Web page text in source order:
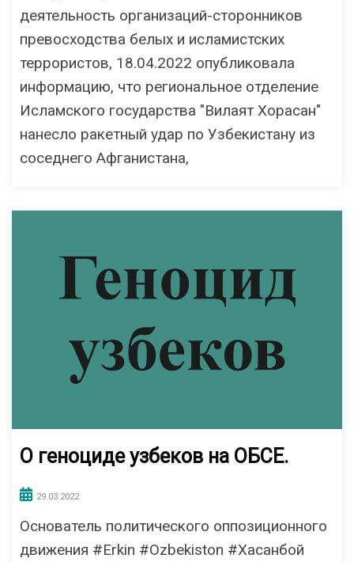
деятельность организаций-сторонников
превосходства белых и исламистских
террористов, 18.04.2022 опубликовала
информацию, что региональное отделение
Исламского государства "Вилаят Хорасан"
нанесло ракетный удар по Узбекистану из
соседнего Афганистана,
О геноциде узбеков на ОБСЕ.
29.03.2022
Основатель политического оппозиционного
движения #Erkin #Ozbekiston #Хасанбой